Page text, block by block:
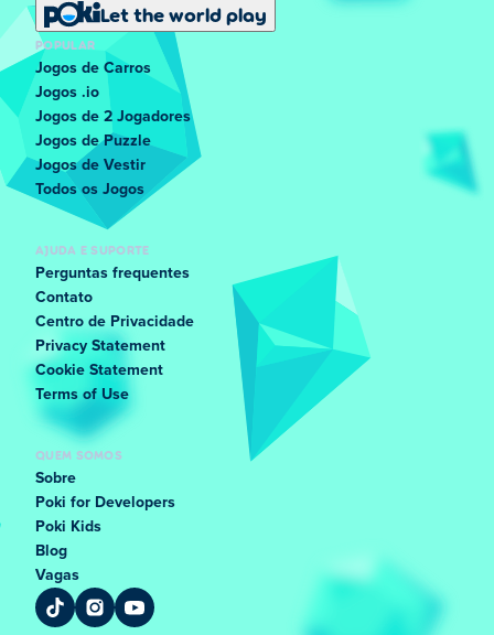
Let the world play
POPULAR
Jogos de Carros
Jogos .io
Jogos de 2 Jogadores
Jogos de Puzzle
Jogos de Vestir
Todos os Jogos
AJUDA E SUPORTE
Perguntas frequentes
Contato
Centro de Privacidade
Privacy Statement
Cookie Statement
Terms of Use
QUEM SOMOS
Sobre
Poki for Developers
Poki Kids
Blog
Vagas